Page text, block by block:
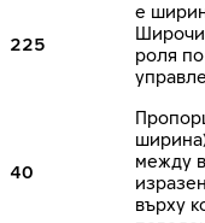
225
е
роля
40
между
върху